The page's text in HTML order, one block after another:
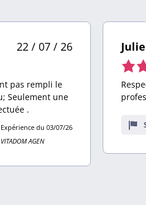
22 / 07 / 26
pas rempli le
Seulement une
.
Expérience du 03/07/26
VITADOM AGEN
Note
sur
avis